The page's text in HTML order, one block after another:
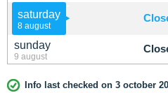
saturday
8 august
sunday
9 august
Info last checked on 3 october